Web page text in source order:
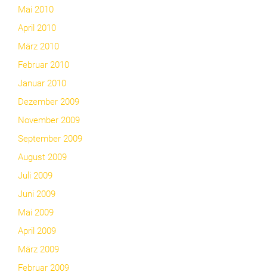
Mai 2010
April 2010
März 2010
Februar 2010
Januar 2010
Dezember 2009
November 2009
September 2009
August 2009
Juli 2009
Juni 2009
Mai 2009
April 2009
März 2009
Februar 2009